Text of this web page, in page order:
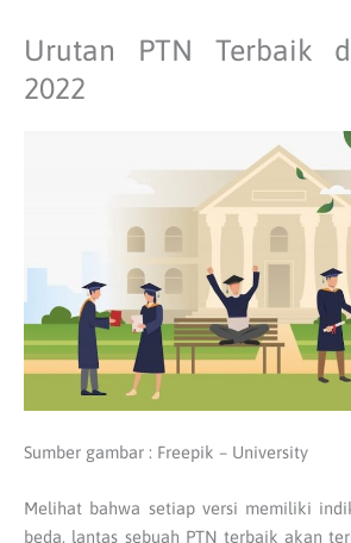
Urutan PTN Terbaik
2022
Sumber gambar : Freepik – University
Melihat bahwa setiap versi memiliki
beda, lantas sebuah PTN terbaik akan